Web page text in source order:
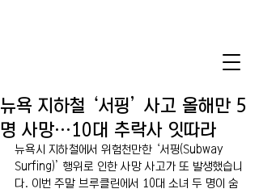
뉴욕 지하철 ‘서핑’ 사고 올해만 5
명 사망…10대 추락사 잇따라
뉴욕시 지하철에서 위험천만한 ‘서핑(Subway
Surfing)’ 행위로 인한 사망 사고가 또 발생했습니
다. 이번 주말 브루클린에서 10대 소녀 두 명이 숨